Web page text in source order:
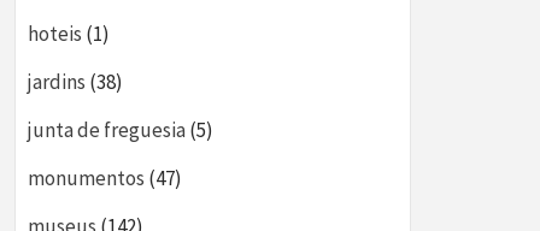
hoteis (1)
jardins (38)
junta de freguesia(5)
monumentos (47)